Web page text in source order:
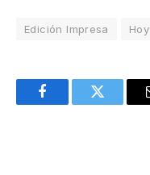
Edición Impresa Hoy
FacebookTwitter